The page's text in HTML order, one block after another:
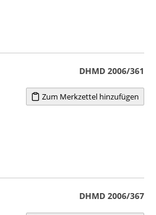
DHMD 2006/361
Zum Merkzettel hinzufügen
DHMD 2006/367